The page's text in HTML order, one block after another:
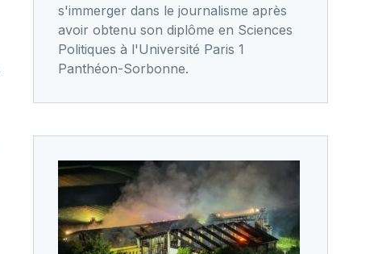
s'immerger dans le journalisme après
avoir obtenu son diplôme en Sciences
Politiques à l'Université Paris 1
Panthéon-Sorbonne.